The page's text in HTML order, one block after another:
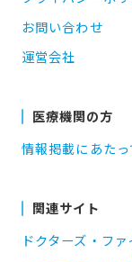
お問い合わせ
運営会社
医療機関の方
情報掲載にあたっ
関連サイト
ドクターズ・フ